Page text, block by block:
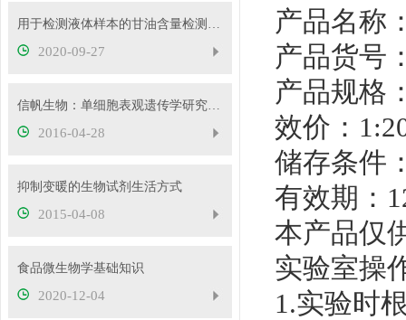
用于检测液体样本的甘油含量检测试剂盒等您来了解!
2020-09-27
信帆生物：单细胞表观遗传学研究指南
2016-04-28
抑制变暖的生物试剂生活方式
2015-04-08
食品微生物学基础知识
2020-12-04
产品名称
产品货号
产品规格
效价：
储存条件
有效期：
本产品仅
实验室操
1.实验时